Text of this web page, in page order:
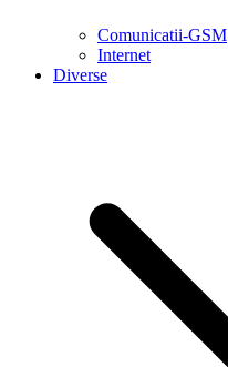
Comunicatii-GSM
Internet
Diverse